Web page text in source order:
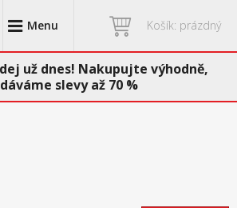
Menu Košík: prázdný
už dnes! Nakupujte výhodně,
slevy až 70 %